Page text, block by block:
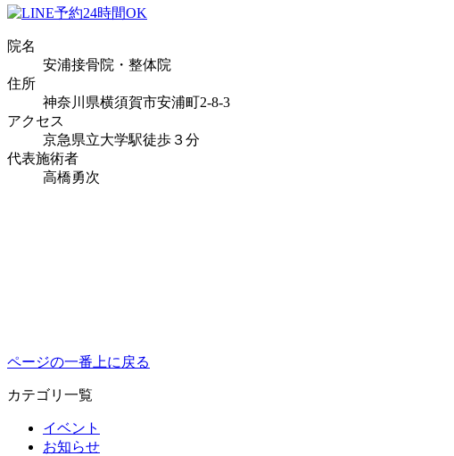
院名
安浦接骨院・整体院
住所
神奈川県横須賀市安浦町2-8-3
アクセス
京急県立大学駅徒歩３分
代表施術者
高橋勇次
ページの一番上に戻る
カテゴリ一覧
イベント
お知らせ